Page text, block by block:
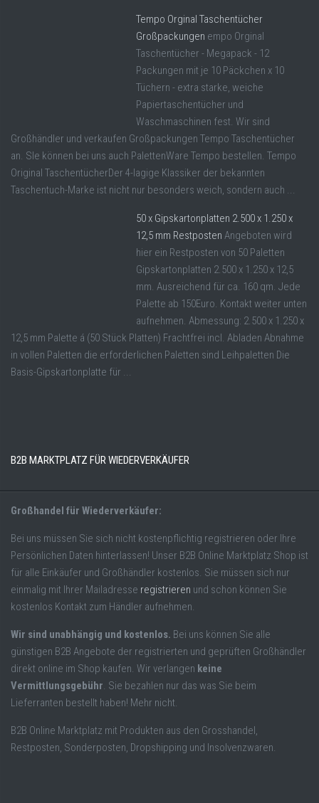
Tempo Orginal Taschentücher
Großpackungen empo Orginal
Taschentücher - Megapack - 12
Packungen mit je 10 Päckchen x 10
Tüchern - extra starke, weiche
Papiertaschentücher und
Waschmaschinen fest. Wir sind
Großhändler und verkaufen Großpackungen Tempo Taschentücher
an. SIe können bei uns auch PalettenWare Tempo bestellen. Tempo
Original TaschentücherDer 4-lagige Klassiker der bekannten
Taschentuch-Marke ist nicht nur besonders weich, sondern auch ...
50 x Gipskartonplatten 2.500 x 1.250 x
12,5 mm Restposten Angeboten wird
hier ein Restposten von 50 Paletten
Gipskartonplatten 2.500 x 1.250 x 12,5
mm. Ausreichend für ca. 160 qm. Jede
Palette ab 150Euro. Kontakt weiter unten
aufnehmen. Abmessung: 2.500 x 1.250 x
12,5 mm Palette á (50 Stück Platten) Frachtfrei incl. Abladen Abnahme
in vollen Paletten die erforderlichen Paletten sind Leihpaletten Die
Basis-Gipskartonplatte für ...
B2B MARKTPLATZ FÜR WIEDERVERKÄUFER
Großhandel für Wiederverkäufer:
Bei uns müssen Sie sich nicht kostenpflichtig registrieren oder Ihre
Persönlichen Daten hinterlassen! Unser B2B Online Marktplatz Shop ist
für alle Einkäufer und Großhändler kostenlos. Sie müssen sich nur
einmalig mit Ihrer Mailadresse registrieren und schon können Sie
kostenlos Kontakt zum Händler aufnehmen.
Wir sind unabhängig und kostenlos. Bei uns können Sie alle
günstigen B2B Angebote der registrierten und geprüften Großhändler
direkt online im Shop kaufen. Wir verlangen keine
Vermittlungsgebühr. Sie bezahlen nur das was Sie beim
Lieferranten bestellt haben! Mehr nicht.
B2B Online Marktplatz mit Produkten aus den Grosshandel,
Restposten, Sonderposten, Dropshipping und Insolvenzwaren.